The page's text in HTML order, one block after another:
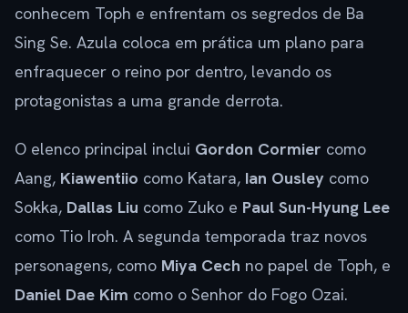
conhecem Toph e enfrentam os segredos de Ba
Sing Se. Azula coloca em prática um plano para
enfraquecer o reino por dentro, levando os
protagonistas a uma grande derrota.
O elenco principal inclui Gordon Cormier como
Aang, Kiawentiio como Katara, Ian Ousley como
Sokka, Dallas Liu como Zuko e Paul Sun-Hyung Lee
como Tio Iroh. A segunda temporada traz novos
personagens, como Miya Cech no papel de Toph, e
Daniel Dae Kim como o Senhor do Fogo Ozai.